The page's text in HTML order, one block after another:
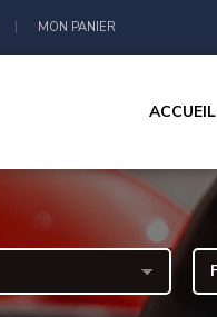
MON PANIER
ACCUEIL